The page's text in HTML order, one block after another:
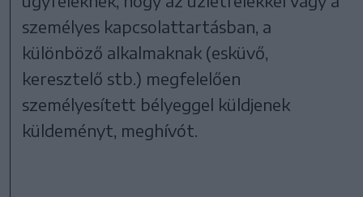
személyes kapcsolattartásban, a
különböző alkalmaknak (esküvő,
keresztelő stb.) megfelelően
személyesített bélyeggel küldjenek
küldeményt, meghívót.